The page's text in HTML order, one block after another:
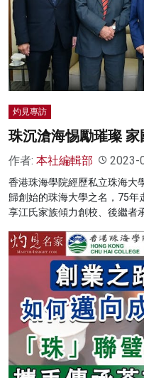
灼見專訪
珠沉滄海惕勵璀璨
作者: 本社編輯部 2023-
香港珠海學院經歷私立珠海大
歸創始的珠海大學之名，75
享江氏家族傾力創校、後繼者